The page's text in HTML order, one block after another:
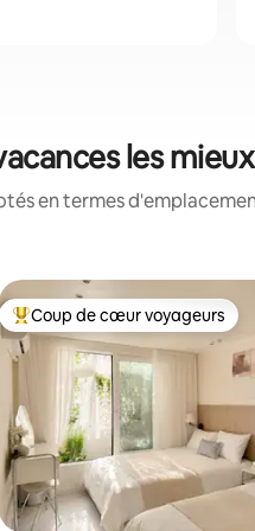
les
en termes
Coups de cœur voyageurs les
Coup de cœur voyageurs